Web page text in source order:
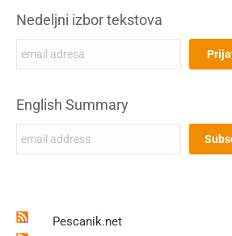
Nedeljni izbor tekstova
English Summary
Pescanik.net